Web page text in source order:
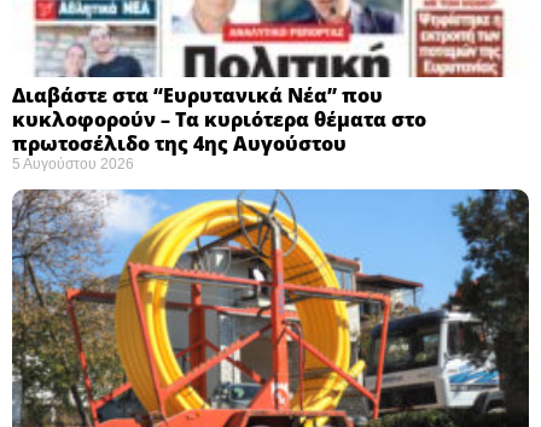
Διαβάστε στα “Ευρυτανικά Νέα” που
κυκλοφορούν – Τα κυριότερα θέματα στο
πρωτοσέλιδο της 4ης Αυγούστου
5 Αυγούστου 2026